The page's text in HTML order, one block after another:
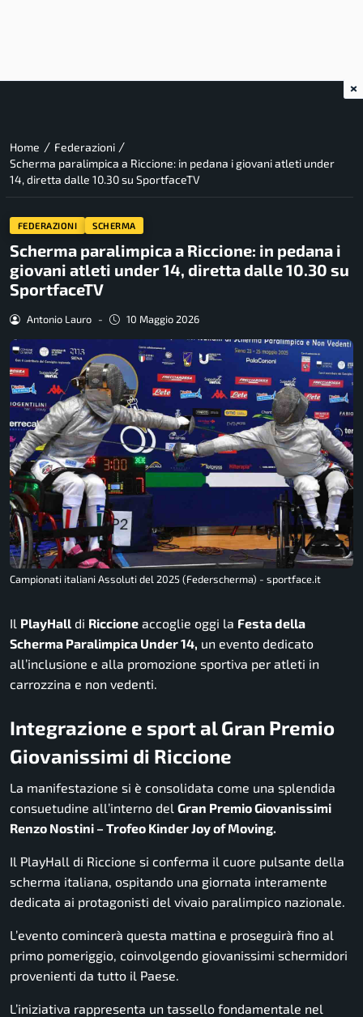
Home / Federazioni /
Scherma paralimpica a Riccione: in pedana i giovani atleti under
14, diretta dalle 10.30 su SportfaceTV
FEDERAZIONI SCHERMA
Scherma paralimpica a Riccione: in pedana i
giovani atleti under 14, diretta dalle 10.30 su
SportfaceTV
Antonio Lauro - 10 Maggio 2026
Campionati italiani Assoluti del 2025 (Federscherma) - sportface.it
Il PlayHall di Riccione accoglie oggi la Festa della
Scherma Paralimpica Under 14, un evento dedicato
all’inclusione e alla promozione sportiva per atleti in
carrozzina e non vedenti.
Integrazione e sport al Gran Premio
Giovanissimi di Riccione
La manifestazione si è consolidata come una splendida
consuetudine all’interno del Gran Premio Giovanissimi
Renzo Nostini – Trofeo Kinder Joy of Moving.
Il PlayHall di Riccione si conferma il cuore pulsante della
scherma italiana, ospitando una giornata interamente
dedicata ai protagonisti del vivaio paralimpico nazionale.
L’evento comincerà questa mattina e proseguirà fino al
primo pomeriggio, coinvolgendo giovanissimi schermidori
provenienti da tutto il Paese.
L’iniziativa rappresenta un tassello fondamentale nel
×